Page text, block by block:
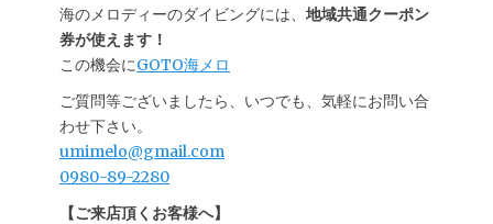
海のメロディーのダイビングには、 地域共通クーポン
券が使えます！
この機会にGOTO海メロ
ご質問等ございましたら、いつでも、気軽にお問い合
わせ下さい。
umimelo@gmail.com
0980-89-2280
【ご来店頂くお客様へ】